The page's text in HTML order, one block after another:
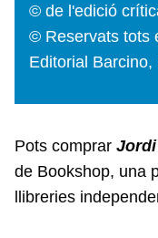
© de l'edició
© Reservats tots
Editorial Barcino,
Pots comprar Jordi
de Bookshop, una
llibreries